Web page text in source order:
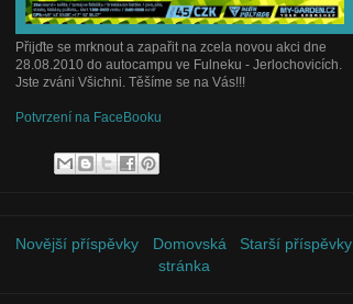
Přijďte se mrknout a zapařit na zcela novou akci dne
28.08.2010 do autocampu ve Fulneku - Jerlochovicích.
Jste zváni Všichni. Těšíme se na Vás!!!
Potvrzení na FaceBooku
Novější příspěvky Starší příspěvky
Domovská
stránka